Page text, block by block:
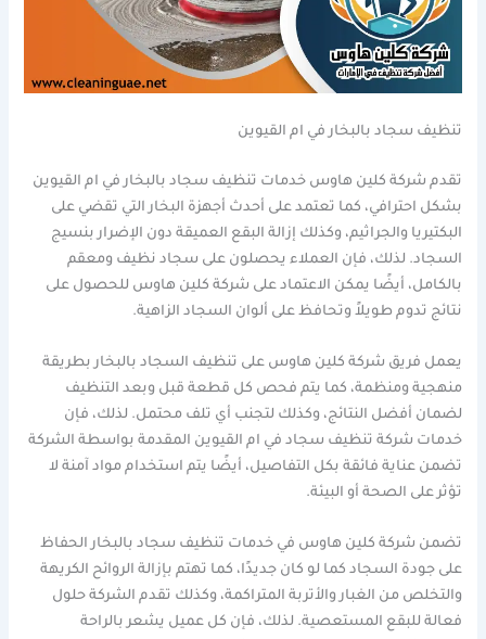
تنظيف سجاد بالبخار في ام القيوين
تقدم شركة كلين هاوس خدمات تنظيف سجاد بالبخار في ام القيوين
بشكل احترافي، كما تعتمد على أحدث أجهزة البخار التي تقضي على
البكتيريا والجراثيم، وكذلك إزالة البقع العميقة دون الإضرار بنسيج
السجاد. لذلك، فإن العملاء يحصلون على سجاد نظيف ومعقم
بالكامل، أيضًا يمكن الاعتماد على شركة كلين هاوس للحصول على
نتائج تدوم طويلاً وتحافظ على ألوان السجاد الزاهية.
يعمل فريق شركة كلين هاوس على تنظيف السجاد بالبخار بطريقة
منهجية ومنظمة، كما يتم فحص كل قطعة قبل وبعد التنظيف
لضمان أفضل النتائج، وكذلك لتجنب أي تلف محتمل. لذلك، فإن
خدمات شركة تنظيف سجاد في ام القيوين المقدمة بواسطة الشركة
تضمن عناية فائقة بكل التفاصيل، أيضًا يتم استخدام مواد آمنة لا
تؤثر على الصحة أو البيئة.
تضمن شركة كلين هاوس في خدمات تنظيف سجاد بالبخار الحفاظ
على جودة السجاد كما لو كان جديدًا، كما تهتم بإزالة الروائح الكريهة
والتخلص من الغبار والأتربة المتراكمة، وكذلك تقدم الشركة حلول
فعالة للبقع المستعصية. لذلك، فإن كل عميل يشعر بالراحة